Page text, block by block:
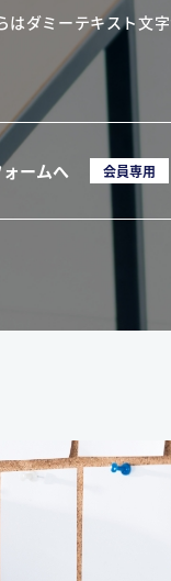
はダミーテキスト文
ームへ 会員専用